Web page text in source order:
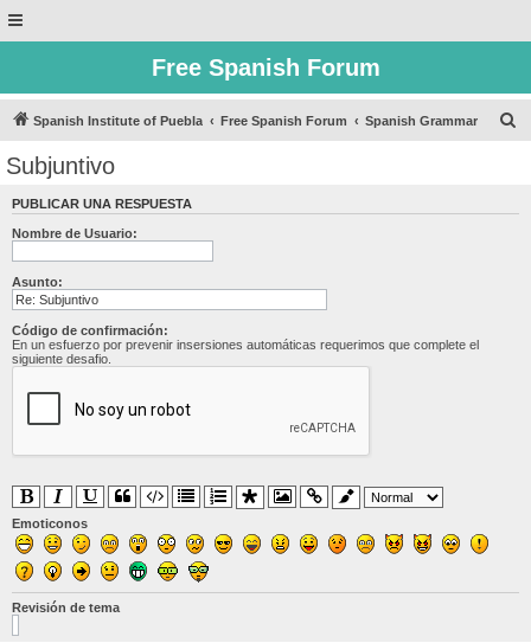
Free Spanish Forum
Spanish Institute of Puebla Free Spanish Forum Spanish Grammar
Subjuntivo
PUBLICAR UNA RESPUESTA
Nombre de Usuario:
Asunto:
Código de confirmación:
En un esfuerzo por prevenir insersiones automáticas requerimos que complete el
siguiente desafio.
Emoticonos
Revisión de tema